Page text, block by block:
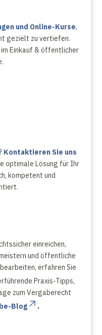
und Online-Kurse,
gezielt zu vertiefen.
Einkauf & öffentlicher
Kontaktieren Sie uns
optimale Lösung für Ihr
kompetent und
einreichen,
und öffentliche
erfahren Sie
Praxis-Tipps,
zum Vergaberecht
Blog .